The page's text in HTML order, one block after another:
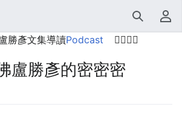
搜尋
使用者選單
勝彥文集導讀Podcast 🙋‍♂️🙋‍♀️
盧勝彥的密密密